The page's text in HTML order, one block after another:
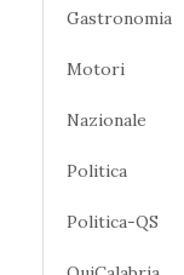
Gastronomia
Motori
Nazionale
Politica
Politica-QS